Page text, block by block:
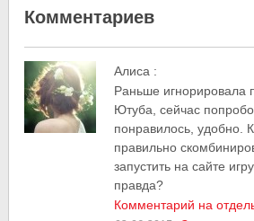
Комментариев
Алиса :
Раньше игнорировала
Ютуба, сейчас
понравилось, удобно.
правильно
запустить на сайте
правда?
Комментарий на